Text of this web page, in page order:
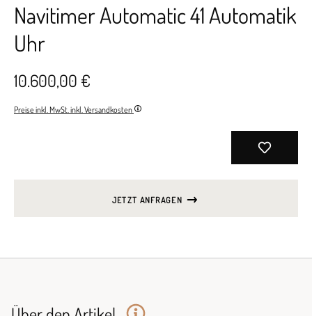
Navitimer Automatic 41 Automatik
Uhr
10.600,00 €
Preise inkl. MwSt. inkl. Versandkosten
JETZT ANFRAGEN